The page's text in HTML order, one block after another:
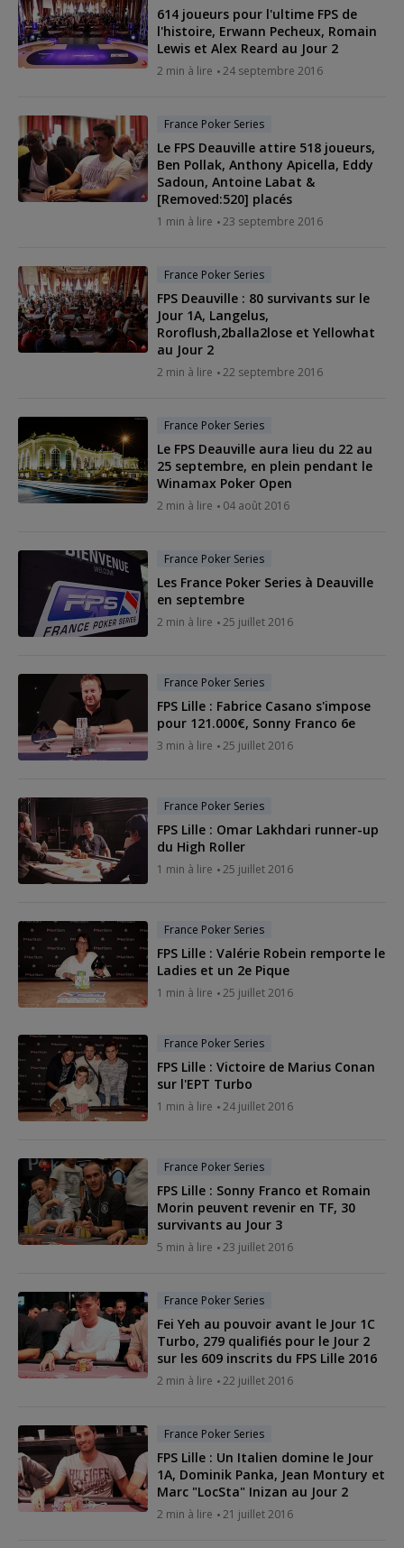
614 joueurs pour l'ultime FPS de
l'histoire, Erwann Pecheux, Romain
Lewis et Alex Reard au Jour 2
2 min à lire 24 septembre 2016
France Poker Series
Le FPS Deauville attire 518 joueurs,
Ben Pollak, Anthony Apicella, Eddy
Sadoun, Antoine Labat &
[Removed:520] placés
1 min à lire 23 septembre 2016
France Poker Series
FPS Deauville : 80 survivants sur le
Jour 1A, Langelus,
Roroflush,2balla2lose et Yellowhat
au Jour 2
2 min à lire 22 septembre 2016
France Poker Series
Le FPS Deauville aura lieu du 22 au
25 septembre, en plein pendant le
Winamax Poker Open
2 min à lire 04 août 2016
France Poker Series
Les France Poker Series à Deauville
en septembre
2 min à lire 25 juillet 2016
France Poker Series
FPS Lille : Fabrice Casano s'impose
pour 121.000€, Sonny Franco 6e
3 min à lire 25 juillet 2016
France Poker Series
FPS Lille : Omar Lakhdari runner-up
du High Roller
1 min à lire 25 juillet 2016
France Poker Series
FPS Lille : Valérie Robein remporte le
Ladies et un 2e Pique
1 min à lire 25 juillet 2016
France Poker Series
FPS Lille : Victoire de Marius Conan
sur l'EPT Turbo
1 min à lire 24 juillet 2016
France Poker Series
FPS Lille : Sonny Franco et Romain
Morin peuvent revenir en TF, 30
survivants au Jour 3
5 min à lire 23 juillet 2016
France Poker Series
Fei Yeh au pouvoir avant le Jour 1C
Turbo, 279 qualifiés pour le Jour 2
sur les 609 inscrits du FPS Lille 2016
2 min à lire 22 juillet 2016
France Poker Series
FPS Lille : Un Italien domine le Jour
1A, Dominik Panka, Jean Montury et
Marc "LocSta" Inizan au Jour 2
2 min à lire 21 juillet 2016